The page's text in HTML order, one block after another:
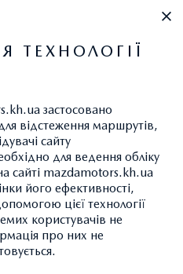
CX-30:
АКСЕСУАРІВ
ТЕХНОЛОГІЇ
застосовано
відстеження маршрутів,
сайту
для ведення обліку
сайті mazdamotors.kh.ua
його ефективності,
цієї технології
користувачів не
про них не